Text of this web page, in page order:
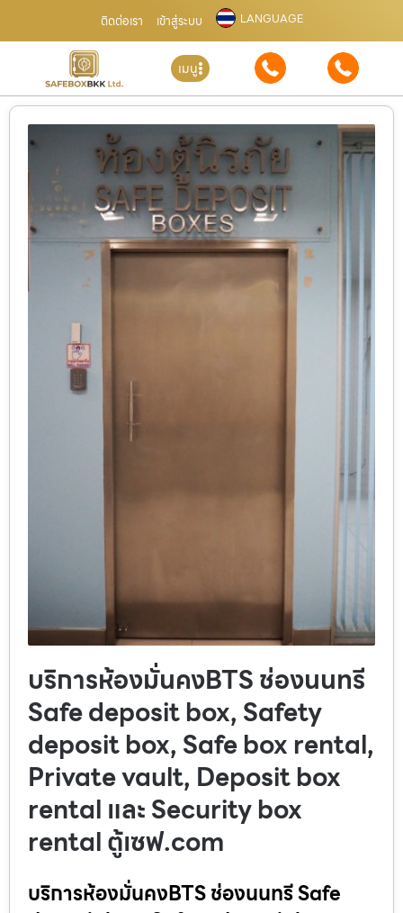
ติดต่อเรา เข้าสู่ระบบ LANGUAGE
เมนู
บริการห้องมั่นคงBTS ช่องนนทรี
Safe deposit box, Safety
deposit box, Safe box rental,
Private vault, Deposit box
rental และ Security box
rental ตู้เซฟ.com
บริการห้องมั่นคงBTS ช่องนนทรี Safe